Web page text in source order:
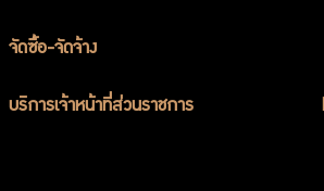
จัดซื้อ-จัดจ้าง
บริการเจ้าหน้าที่ส่วนราชการ